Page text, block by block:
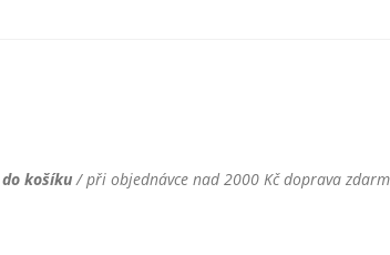
do košíku/ při objednávce nad 2000 Kč doprava